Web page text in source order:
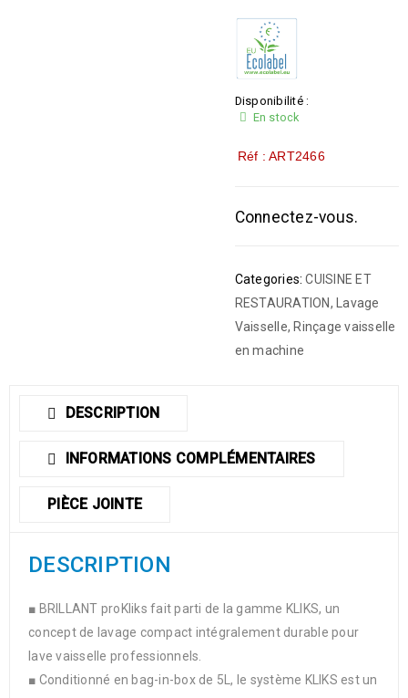
Disponibilité :
En stock
Réf : ART2466
Connectez-vous.
Categories: CUISINE ET
RESTAURATION,
Lavage
Vaisselle, Rinçage vaisselle
en machine
DESCRIPTION
INFORMATIONS COMPLÉMENTAIRES
PIÈCE JOINTE
DESCRIPTION
■ BRILLANT proKliks fait parti de la gamme KLIKS, un
concept de lavage compact intégralement durable pour
lave vaisselle professionnels.
■ Conditionné en bag-in-box de 5L, le système KLIKS est un